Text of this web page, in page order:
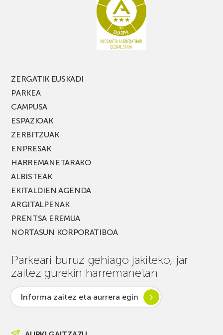
ZERGATIK EUSKADI
PARKEA
CAMPUSA
ESPAZIOAK
ZERBITZUAK
ENPRESAK
HARREMANETARAKO
ALBISTEAK
EKITALDIEN AGENDA
ARGITALPENAK
PRENTSA EREMUA
NORTASUN KORPORATIBOA
Parkeari buruz gehiago jakiteko, jar
zaitez gurekin harremanetan
Informa zaitez eta aurrera egin